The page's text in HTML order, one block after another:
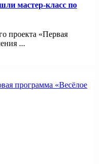
мастер-класс по
проекта «Первая
...